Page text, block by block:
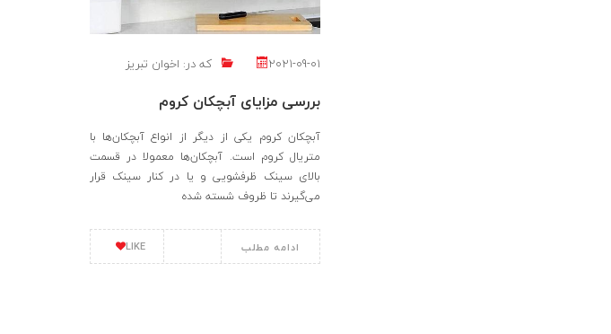
2021-09-01 که در: اخوان تبریز
بررسی مزایای آبچکان کروم
آبچکان کروم یکی از دیگر از انواع آبچکان‌ها با
متریال کروم است. آبچکان‌ها معمولا در قسمت
بالای سینک ظرفشویی و یا در کنار سینک قرار
می‌گیرند تا ظروف شسته شده
LIKE ادامه مطلب